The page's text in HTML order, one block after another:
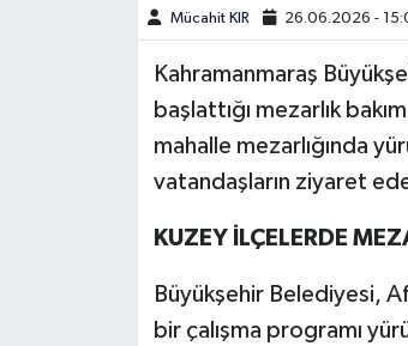
Mücahit KIR 26.06.2026 -
Kahramanmaraş
başlattığı mezarlık
mahalle mezarlığında
vatandaşların ziyaret
KUZEY İLÇELERDE
Büyükşehir Belediyesi,
bir çalışma programı
KAHRAMANMARAŞ